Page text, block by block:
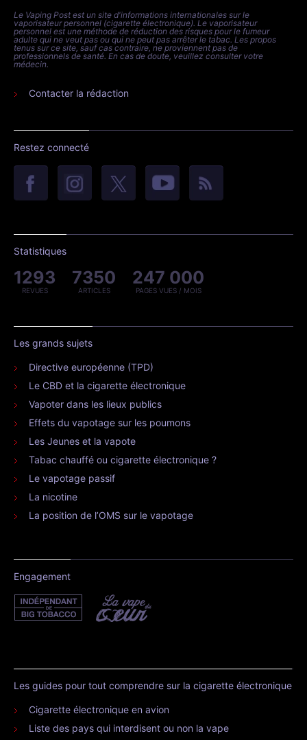
Le Vaping Post est un site d'informations internationales sur le
vaporisateur personnel (cigarette électronique). Le vaporisateur
personnel est une méthode de réduction des risques pour le fumeur
adulte qui ne veut pas ou qui ne peut pas arrêter le tabac. Les propos
tenus sur ce site, sauf cas contraire, ne proviennent pas de
professionnels de santé. En cas de doute, veuillez consulter votre
médecin.
Contacter la rédaction
Restez connecté
Statistiques
1293
REVUES
7350
ARTICLES
247 000
PAGES VUES / MOIS
Les grands sujets
Directive européenne (TPD)
Le CBD et la cigarette électronique
Vapoter dans les lieux publics
Effets du vapotage sur les poumons
Les Jeunes et la vapote
Tabac chauffé ou cigarette électronique ?
Le vapotage passif
La nicotine
La position de l’OMS sur le vapotage
Engagement
Les guides pour tout comprendre sur la cigarette électronique
Cigarette électronique en avion
Liste des pays qui interdisent ou non la vape